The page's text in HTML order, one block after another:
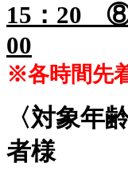
15：20
00
※各時間先
〈対象年齢
者様